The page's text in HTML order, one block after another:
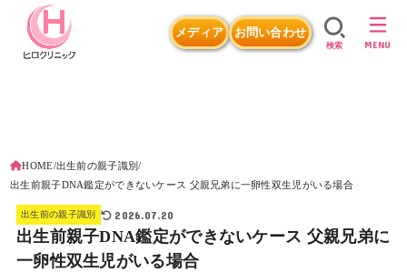
メディア お問い合わせ
検索 MENU
HOME 出生前の親子識別
出生前親子DNA鑑定ができないケース 父親兄弟に一卵性双生児がいる場合
出生前の親子識別 2026.07.20
出生前親子DNA鑑定ができないケース 父親兄弟に
一卵性双生児がいる場合